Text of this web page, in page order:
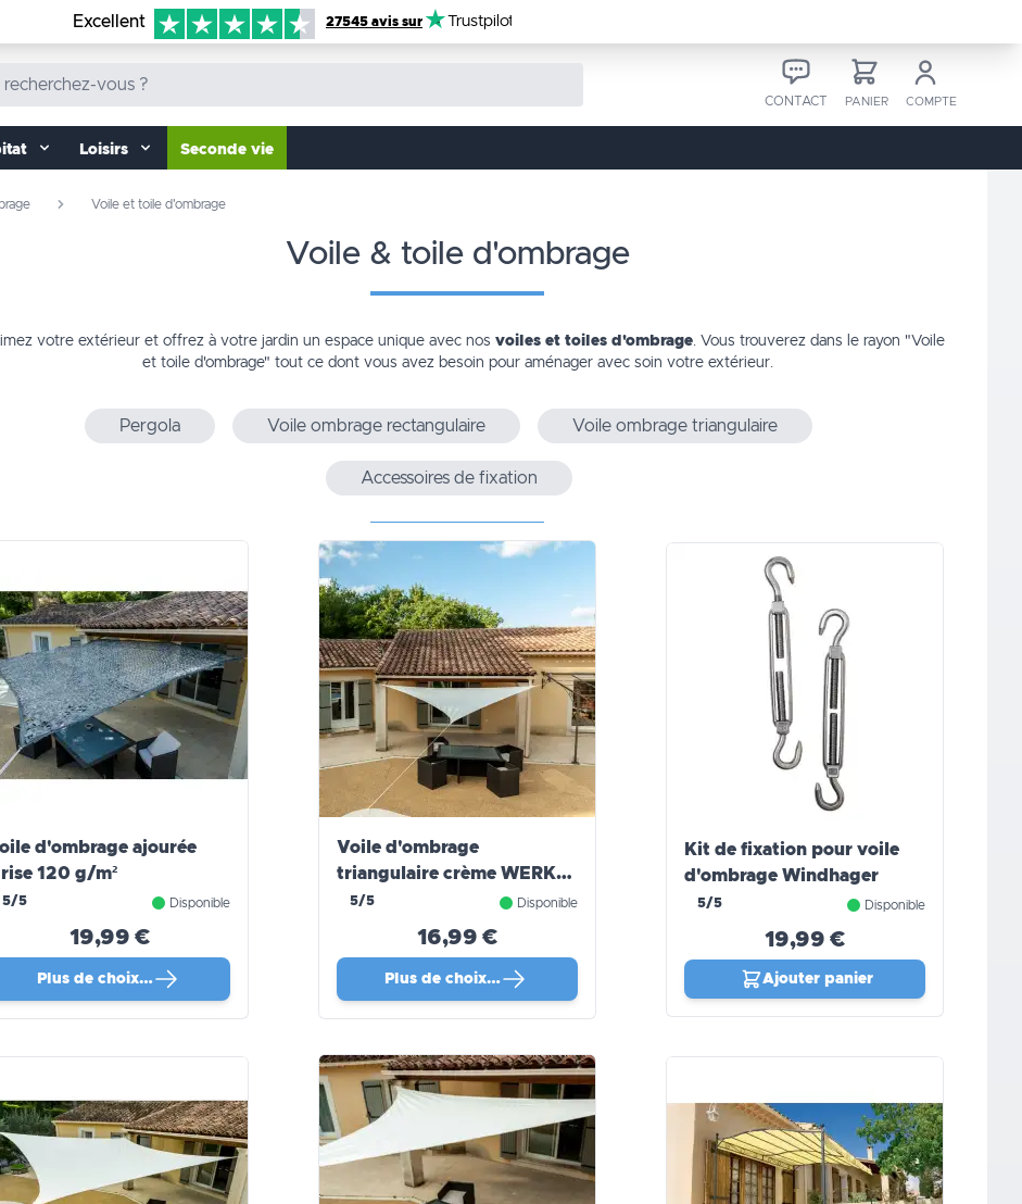
Excellent 27545 avis sur Trustpilot
CONTACT PANIER COMPTE
Loisirs Seconde vie
Voile et toile d'ombrage
voile & toile d'ombrage
votre extérieur et offrez à votre jardin un espace unique avec nos voiles et toiles d'ombrage. Vous trouverez dans le rayon "Voile
et toile d'ombrage" tout ce dont vous avez besoin pour aménager avec soin votre extérieur.
Pergola Voile ombrage rectangulaire Voile ombrage triangulaire
Accessoires de fixation
d'ombrage ajourée
120 g/m²
5/5 Disponible
19,99 €
Plus de choix…
Voile d'ombrage
triangulaire crème WERKA
PRO
5/5 Disponible
16,99 €
Plus de choix…
Kit de fixation pour voile
d'ombrage Windhager
5/5 Disponible
19,99 €
Ajouter panier